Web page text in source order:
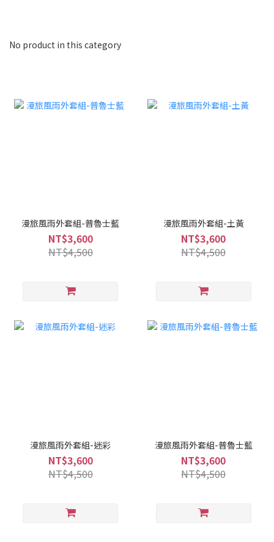
No product in this category
漫旅風雨外套組-普魯士藍
NT$3,600
NT$4,500
漫旅風雨外套組-土黃
NT$3,600
NT$4,500
漫旅風雨外套組-迷彩
NT$3,600
NT$4,500
漫旅風雨外套組-普魯士藍
NT$3,600
NT$4,500